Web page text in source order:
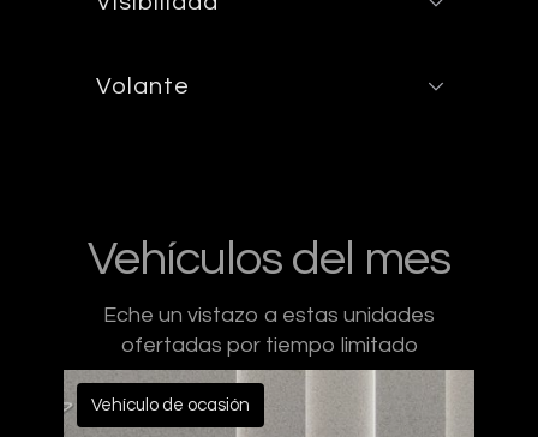
Volante
Vehículos del mes
Eche un vistazo a estas unidades
ofertadas por tiempo limitado
Vehículo de ocasión